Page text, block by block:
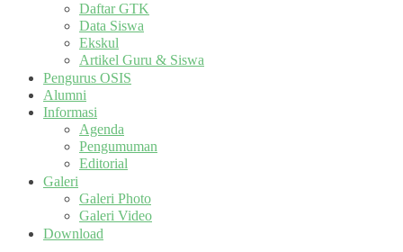
Daftar GTK
Data Siswa
Ekskul
Artikel Guru & Siswa
Pengurus OSIS
Alumni
Informasi
Agenda
Pengumuman
Editorial
Galeri
Galeri Photo
Galeri Video
Download